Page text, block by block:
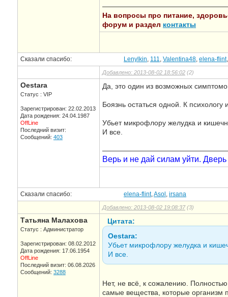
На вопросы про питание,
форум и раздел контакты
Сказали спасибо: Lenylkin, 111, Valentina48, elena-flint
Добавлено: 2013-08-02 18:56:02 (2)
Oestara
Статус : VIP
Зарегистрирован: 22.02.2013
Дата рождения: 24.04.1987
OffLine
Последний визит:
Сообщений: 403
Да, это один из возможных
Боязнь остаться одной. К психологу
Убьет микрофлору желудка и
И все.
Верь и не дай силам уйти.
Сказали спасибо: elena-flint,Asol , irsana
Добавлено: 2013-08-02 19:08:37(3)
Татьяна Малахова
Статус : Администратор
Зарегистрирован: 08.02.2012
Дата рождения: 17.06.1954
OffLine
Последний визит: 06.08.2026
Сообщений: 3288
Цитата:
Oestara:
Убьет микрофлору желудка и
И все.
Нет, не всё, к сожалению.
самые вещества, которые организм